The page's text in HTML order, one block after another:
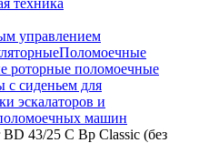
техника
управлением
Поломоечные
роторные поломоечные
сиденьем для
эскалаторов и
машин
43/25 C Bp Classic (без